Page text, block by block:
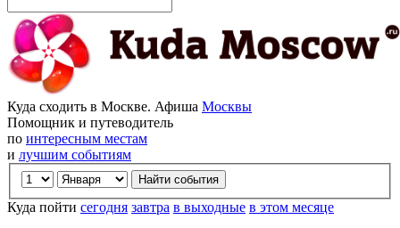
Куда сходить в Москве. Афиша Москвы
Помощник и путеводитель
по интересным местам
и лучшим событиям
Куда пойти сегодня завтра в выходные в этом месяце